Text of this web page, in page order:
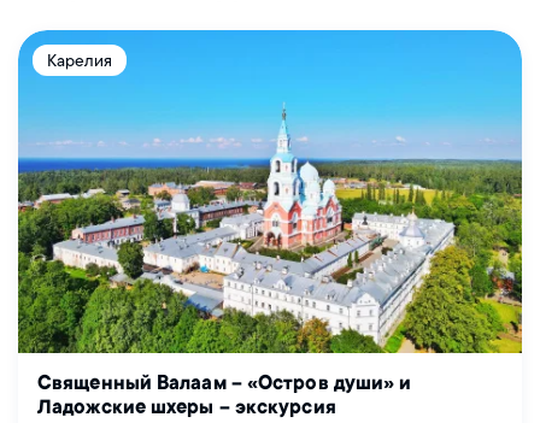
Карелия
Священный Валаам – «Остров души» и
Ладожские шхеры – экскурсия